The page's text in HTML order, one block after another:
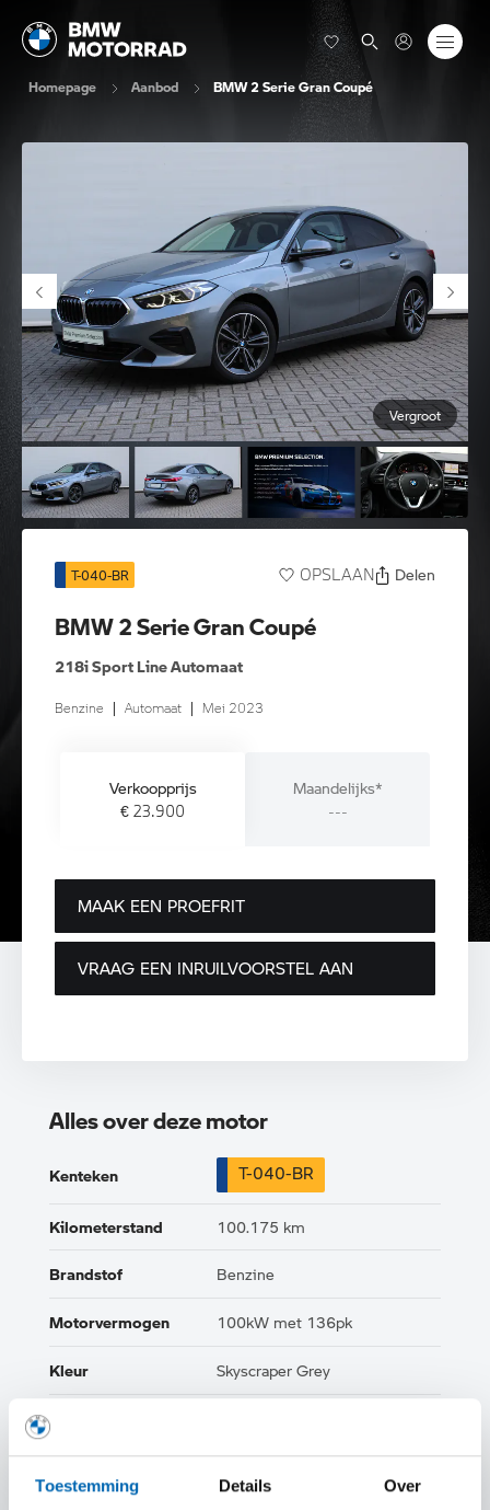
Toestemming Details Over
Homepage Aanbod BMW 2 Serie Gran Coupé
Vergroot
T-040-BR OPSLAAN Delen
BMW 2 Serie Gran Coupé
218i Sport Line Automaat
Benzine | Automaat | Mei 2023
Verkoopprijs
€ 23.900
Maandelijks*
---
MAAK EEN PROEFRIT
VRAAG EEN INRUILVOORSTEL AAN
Alles over deze motor
Kenteken T-040-BR
Kilometerstand 100.175 km
Brandstof Benzine
Motorvermogen 100kW met 136pk
Kleur Skyscraper Grey
Interieur